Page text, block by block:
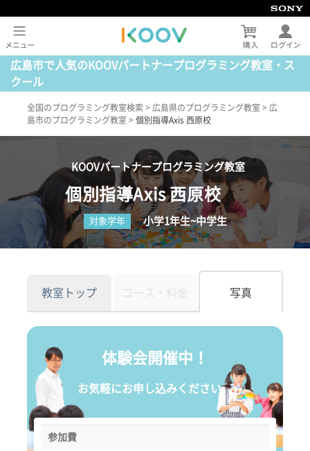
広島市で人気のKOOVパートナープログラミング教室・ス
クール
全国のプログラミング教室検索 > 広島県のプログラミング教室 > 広
島市のプログラミング教室 > 個別指導Axis 西原校
KOOVパートナープログラミング教室
個別指導Axis 西原校
対象学年 小学1年生~中学生
教室トップ コース・料金 写真
体験会開催中！
お気軽にお申し込みください。
参加費